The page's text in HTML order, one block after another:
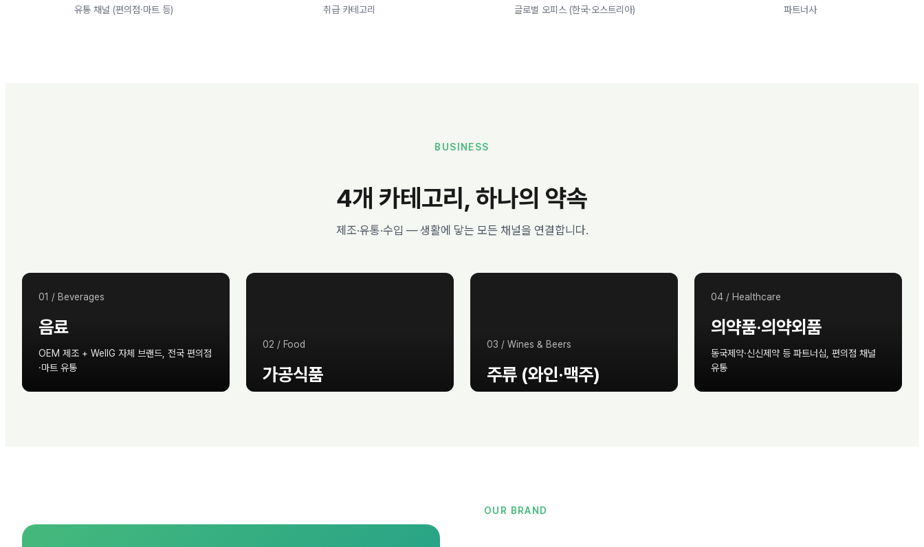
유통 채널 (편의점·마트 등) 취급 카테고리 글로벌 오피스 (한국·오스트리아) 파트너사
BUSINESS
4개 카테고리, 하나의 약속
제조·유통·수입 — 생활에 닿는 모든 채널을 연결합니다.
01 / Beverages
음료
OEM 제조 + WellG 자체 브랜드, 전국 편의점
·마트 유통
02 / Food
가공식품
03 / Wines & Beers
주류 (와인·맥주)
04 / Healthcare
의약품·의약외품
동국제약·신신제약 등 파트너십, 편의점 채널
유통
OUR BRAND